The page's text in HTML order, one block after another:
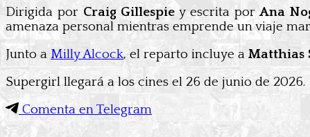
Dirigida por Craig Gillespiey escrita porAna
amenaza personal mientras emprende un viaje
Junto a Milly Alcock, el reparto incluye a Matthias
Supergirl llegará a los cines el 26 de junio de 2026.
Comenta en Telegram